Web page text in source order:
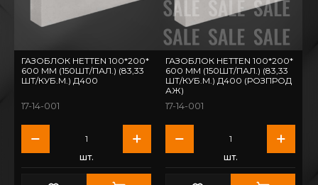
ГАЗОБЛОК HETTEN 100*200*
600 ММ (150ШТ/ПАЛ.) (83,33
ШТ/КУБ.М.) Д400
17-14-001
шт.
ГАЗОБЛОК HETTEN 100*200*
600 ММ (150ШТ/ПАЛ.) (83,33
ШТ/КУБ.М.) Д400 (РОЗПРОД
АЖ)
17-14-001
шт.